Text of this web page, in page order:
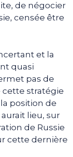
de négocier
censée être
et la
quasi
pas de
stratégie
position de
lieu, sur
de Russie
cette dernière